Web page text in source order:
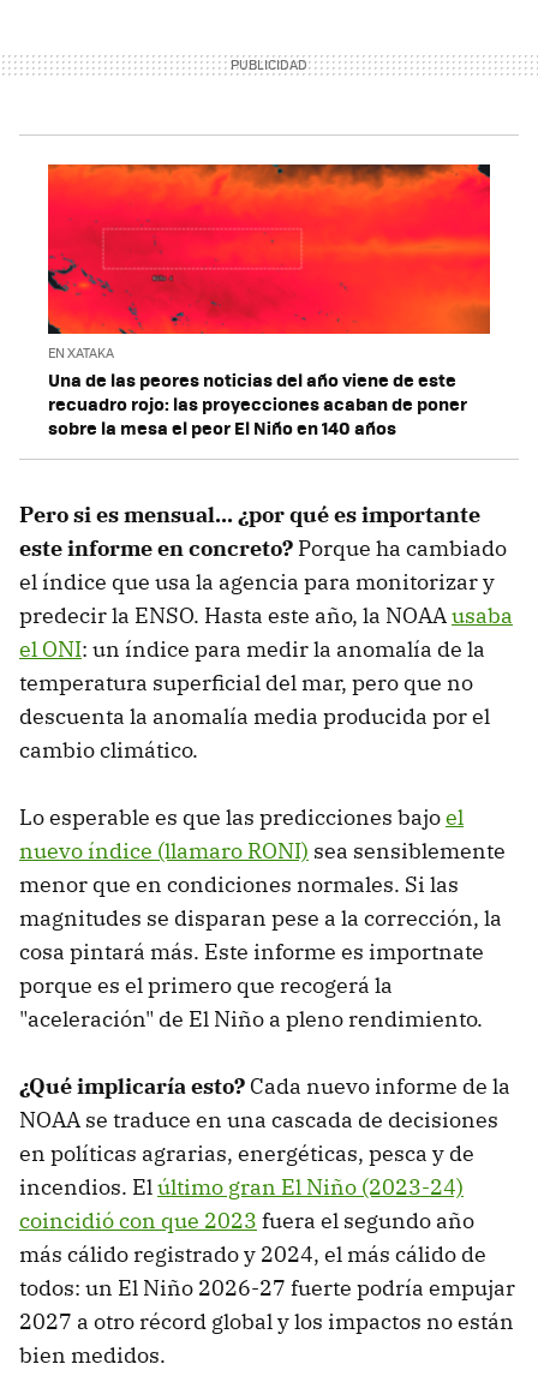
EN XATAKA
Una de las peores noticias del año viene de este
recuadro rojo: las proyecciones acaban de poner
sobre la mesa el peor El Niño en 140 años
Pero si es mensual... ¿por qué es importante
este informe en concreto? Porque ha cambiado
el índice que usa la agencia para monitorizar y
predecir la ENSO. Hasta este año, la NOAAusaba
el ONI: un índice para medir la anomalía de la
temperatura superficial del mar, pero que no
descuenta la anomalía media producida por el
cambio climático.
Lo esperable es que las predicciones bajoel
nuevo índice (llamaro RONI) sea sensiblemente
menor que en condiciones normales. Si las
magnitudes se disparan pese a la corrección, la
cosa pintará más. Este informe es importnate
porque es el primero que recogerá la
"aceleración" de El Niño a pleno rendimiento.
¿Qué implicaría esto? Cada nuevo informe de la
NOAA se traduce en una cascada de decisiones
en políticas agrarias, energéticas, pesca y de
incendios. Elúltimo gran El Niño (2023-24)
coincidió con que 2023 fuera el segundo año
más cálido registrado y 2024, el más cálido de
todos: un El Niño 2026-27 fuerte podría empujar
2027 a otro récord global y los impactos no están
bien medidos.